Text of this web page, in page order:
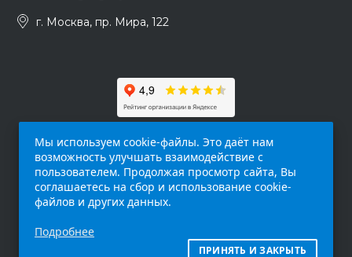
г. Москва, пр. Мира, 122
интернет-сайт (
исключительно информационный характер и
Мы используем cookie-файлы. Это даёт нам
возможность улучшать взаимодействие с
пользователем. Продолжая просмотр сайта, Вы
соглашаетесь на сбор и использование cookie-
файлов и других данных.
Подробнее
ПРИНЯТЬ И ЗАКРЫТЬ